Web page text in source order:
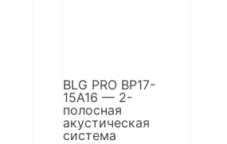
BLG PRO BP17-
15A16 — 2-
полосная
акустическая
система